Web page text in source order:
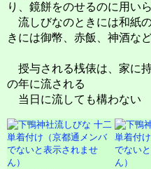
り、鏡餅をのせるのに用い
流しびなのときには和紙
きには御幣、赤飯、神酒な
授与される桟俵は、家に
の年に流される
当日に流しても構わない